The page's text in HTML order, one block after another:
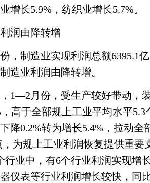
增长5.9%，纺织业增长5.7%。
润由降转增
，制造业实现利润总额6395.1
造业利润由降转增。
1—2月份，受生产较好带动，
，高于全部规上工业平均水平
降0.2%转为增长5.4%，拉动全
，为规上工业利润恢复提供重
行业中，有6个行业利润实现增
仪表等行业利润增长较快，同